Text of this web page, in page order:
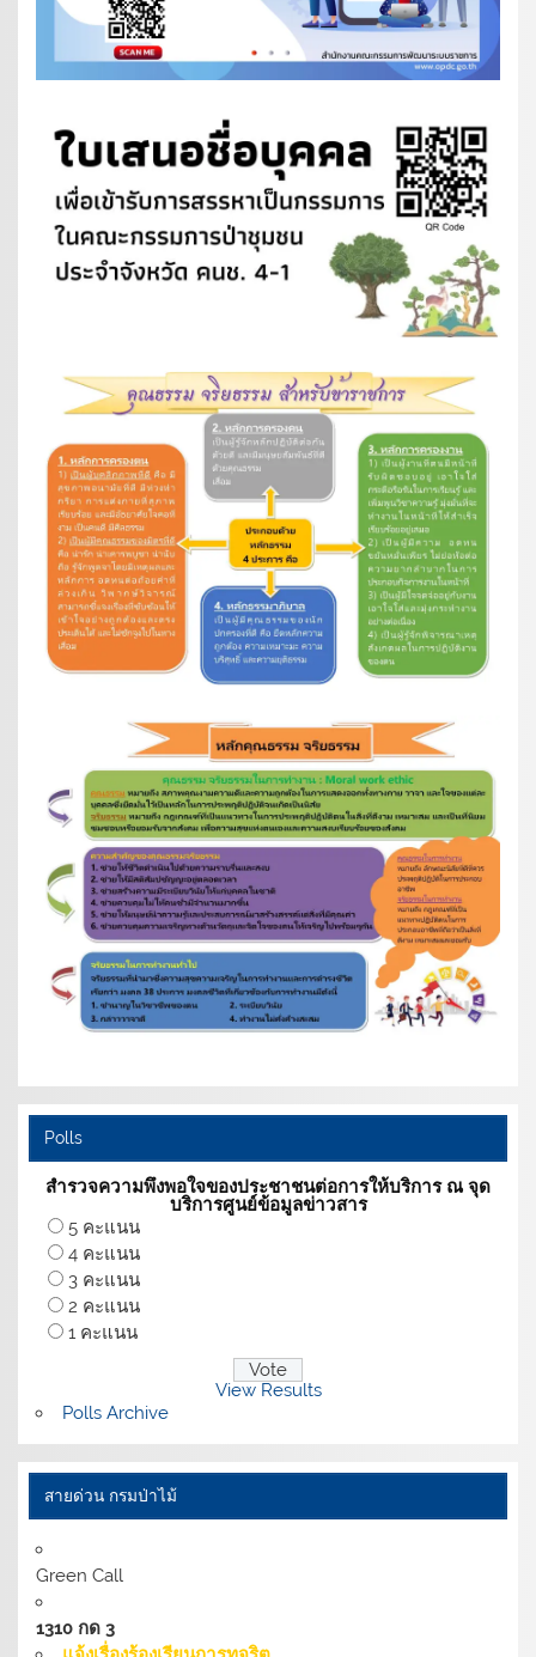
Polls
สำรวจความพึงพอใจของประชาชนต่อการให้บริการ ณ จุด
บริการศูนย์ข้อมูลข่าวสาร
5 คะแนน
4 คะแนน
3 คะแนน
2 คะแนน
1 คะแนน
View Results
Polls Archive
สายด่วน กรมป่าไม้
Green Call
1310 กด 3